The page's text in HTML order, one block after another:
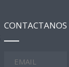
CONTACTANOS